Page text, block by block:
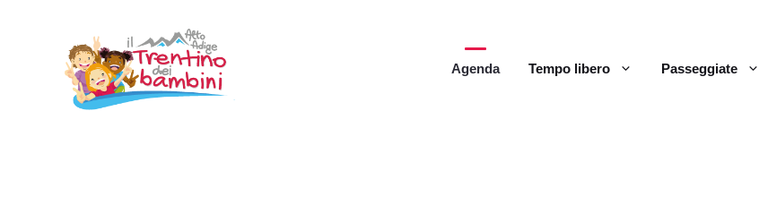
contenuto
Agenda Tempo libero Passeggiate